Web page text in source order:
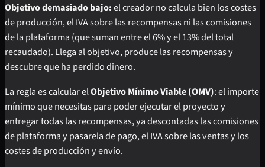
Objetivo demasiado bajo:el creador no calcula bien los costes
de producción, el IVA sobre las recompensas ni las comisiones
de la plataforma (que suman entre el 6% y el 13% del total
recaudado). Llega al objetivo, produce las recompensas y
descubre que ha perdido dinero.
La regla es calcular elObjetivo Mínimo Viable (OMV): el importe
mínimo que necesitas para poder ejecutar el proyecto y
entregar todas las recompensas, ya descontadas las comisiones
de plataforma y pasarela de pago, el IVA sobre las ventas y los
costes de producción y envío.